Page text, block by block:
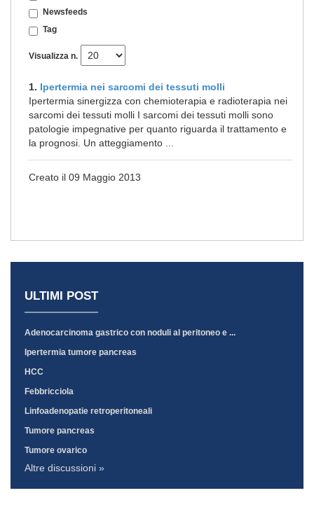
Newsfeeds
Tag
Visualizza n.
1. Ipertermia nei sarcomi dei tessuti molli
Ipertermia sinergizza con chemioterapia e radioterapia nei
sarcomi dei tessuti molli I sarcomi dei tessuti molli sono
patologie impegnative per quanto riguarda il trattamento e
la prognosi. Un atteggiamento ...
Creato il 09 Maggio 2013
ULTIMI POST
Adenocarcinoma gastrico con noduli al peritoneo e ...
Ipertermia tumore pancreas
HCC
Febbricciola
Linfoadenopatie retroperitoneali
Tumore pancreas
Tumore ovarico
Altre discussioni »